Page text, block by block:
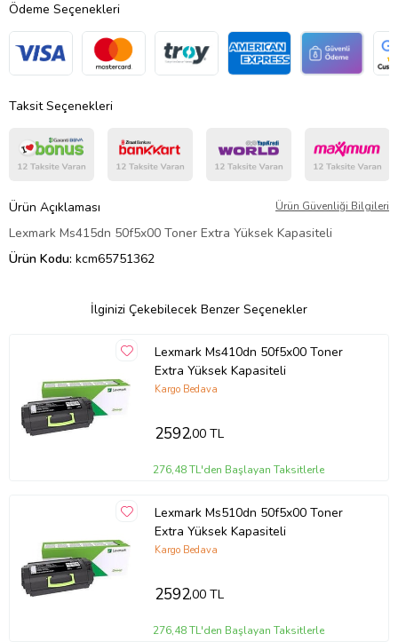
Ödeme Seçenekleri
Taksit Seçenekleri
Ürün Açıklaması Ürün Güvenliği Bilgileri
Lexmark Ms415dn 50f5x00 Toner Extra Yüksek Kapasiteli
Ürün Kodu: kcm65751362
İlginizi Çekebilecek Benzer Seçenekler
Lexmark Ms410dn 50f5x00 Toner
Extra Yüksek Kapasiteli
Kargo Bedava
2592,00 TL
276,48 TL'den Başlayan Taksitlerle
Lexmark Ms510dn 50f5x00 Toner
Extra Yüksek Kapasiteli
Kargo Bedava
2592,00 TL
276,48 TL'den Başlayan Taksitlerle